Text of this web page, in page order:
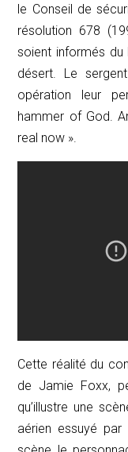
le Conseil de
résolution 678
soient informés du
désert. Le
opération leur
hammer of God.
real now ».
Cette réalité du
de Jamie Foxx,
qu’illustre une
aérien essuyé